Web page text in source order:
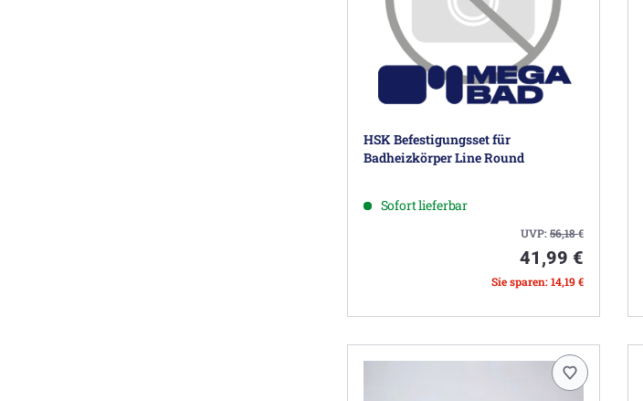
HSK Befestigungsset für
Badheizkörper Line Round
Sofort lieferbar
UVP:56,18€
41,99 €
Sie sparen: 14,19 €